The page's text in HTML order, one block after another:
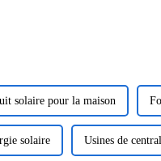
solaire pour la maison
solaire Usines de